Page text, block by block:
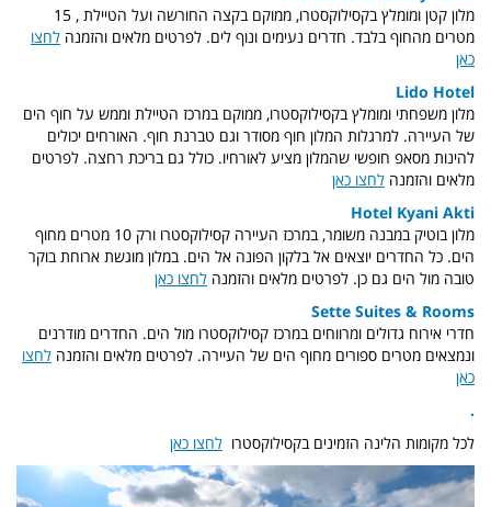
מלון קטן ומומלץ בקסילוקסטרו, ממוקם בקצה החורשה ועל הטיילת , 15
מטרים מהחוף בלבד. חדרים נעימים ונוף לים. לפרטים מלאים והזמנה לחצו
כאן
Lido Hotel
מלון משפחתי ומומלץ בקסילוקסטרו, ממוקם במרכז הטיילת וממש על חוף הים
של העיירה. למרגלות המלון חוף מסודר וגם טברנת חוף. האורחים יכולים
להינות מסאפ חופשי שהמלון מציע לאורחיו. כולל גם בריכת רחצה. לפרטים
מלאים והזמנה לחצו כאן
Hotel Kyani Akti
מלון בוטיק במבנה משומר, במרכז העיירה קסילוקסטרו ורק 10 מטרים מחוף
הים. כל החדרים יוצאים אל בלקון הפונה אל הים. במלון מוגשת ארוחת בוקר
טובה מול הים גם כן. לפרטים מלאים והזמנה לחצו כאן
Sette Suites & Rooms
חדרי אירוח גדולים ומרווחים במרכז קסילוקסטרו מול הים. החדרים מודרנים
ונמצאים מטרים ספורים מחוף הים של העיירה. לפרטים מלאים והזמנה לחצו
כאן
.
לכל מקומות הלינה הזמינים בקסילוקסטרו לחצו כאן